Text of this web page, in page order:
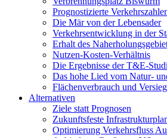
Prognostizierte
Die Mär von der Lebensader
Verkehrsentwicklung in der
Erhalt des
Nutzen-Kosten-Verhältnis
Die Ergebnisse der T&E-
Das hohe Lied vom Natur-
Flächenverbrauch und
Alternativen
Ziele statt Prognosen
Zukunftsfeste
Optimierung Verkehrsfluss